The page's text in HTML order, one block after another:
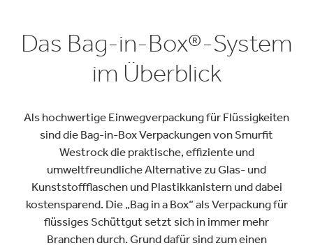
Das Bag-in-Box®-System
im Überblick
Als hochwertige Einwegverpackung für Flüssigkeiten
sind die Bag-in-Box Verpackungen von Smurfit
Westrock die praktische, effiziente und
umweltfreundliche Alternative zu Glas- und
Kunststoffflaschen und Plastikkanistern und dabei
kostensparend. Die „Bag in a Box“ als Verpackung für
flüssiges Schüttgut setzt sich in immer mehr
Branchen durch. Grund dafür sind zum einen